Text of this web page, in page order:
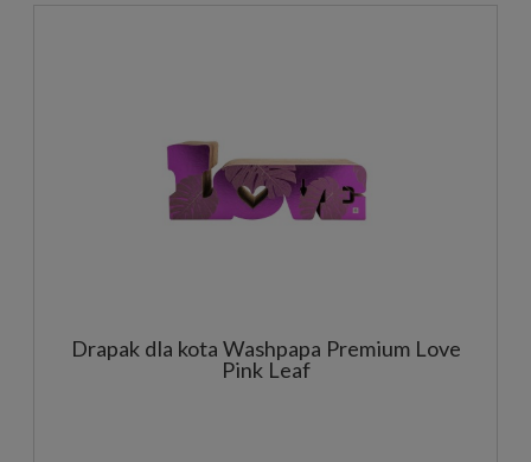
Drapak dla kota Washpapa Premium Love
Pink Leaf